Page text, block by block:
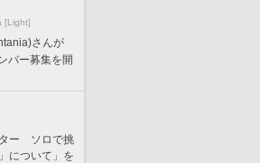
[Light]
さんが
バー募集を開
ター ソロで挑
について」を